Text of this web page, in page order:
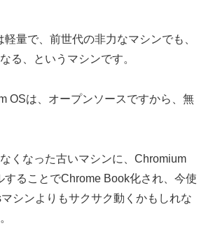
量で、前世代の非力なマシンでも、
る、というマシンです。
OSは、オープンソースですから、無
くなった古いマシンに、Chromium
することでChrome Book化され、今使
シンよりもサクサク動くかもしれな